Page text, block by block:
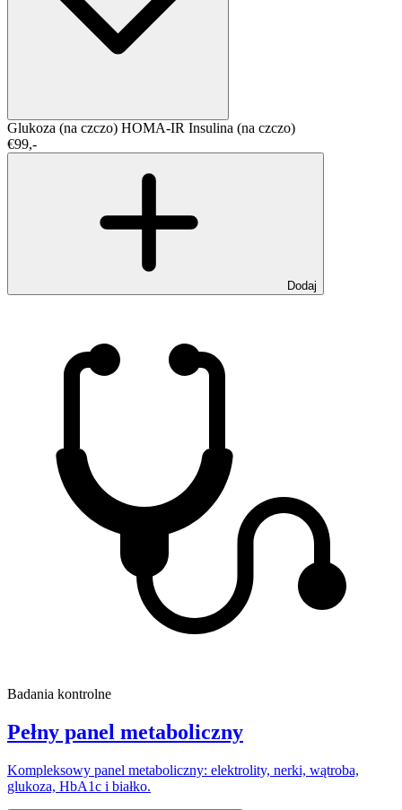
Glukoza (na czczo) HOMA-IR Insulina (na czczo)
€99,-
Dodaj
Badania kontrolne
Pełny panel metaboliczny
Kompleksowy panel metaboliczny: elektrolity, nerki, wątroba,
glukoza, HbA1c i białko.